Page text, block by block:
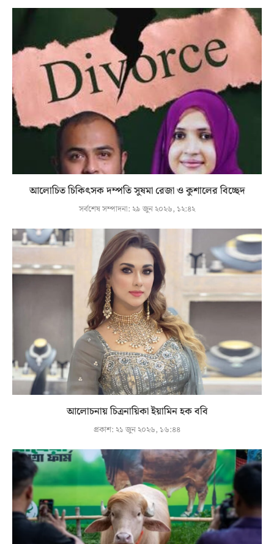
আলোচিত চিকিৎসক দম্পতি সুষমা রেজা ও কুশালের বিচ্ছেদ
সর্বশেষ সম্পাদনা: ২৯ জুন ২০২৬, ১২:৪২
আলোচনায় চিত্রনায়িকা ইয়ামিন হক ববি
প্রকাশ: ২১ জুন ২০২৬, ১৬:৪৪